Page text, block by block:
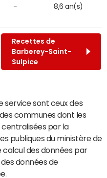
- 8,6 an(s)
Recettes de
Barberey-Saint-
Sulpice
service sont ceux des
communes dont les
par la
publiques du ministère de
calcul des données par
données de